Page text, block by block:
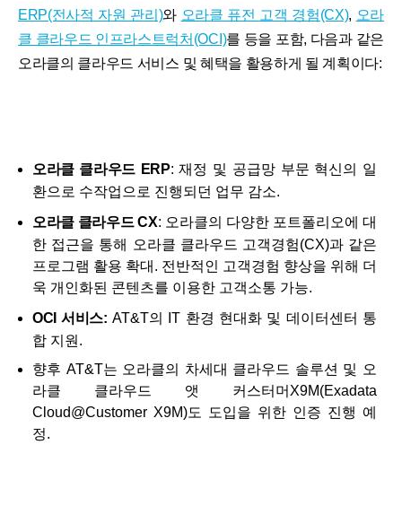
ERP(전사적 자원 관리)와 오라클 퓨전 고객 경험(CX), 오라
클 클라우드 인프라스트럭처(OCI)를 등을 포함, 다음과 같은
오라클의 클라우드 서비스 및 혜택을 활용하게 될 계획이다:
오라클 클라우드 ERP: 재정 및 공급망 부문 혁신의 일
환으로 수작업으로 진행되던 업무 감소.
오라클 클라우드 CX: 오라클의 다양한 포트폴리오에 대
한 접근을 통해 오라클 클라우드 고객경험(CX)과 같은
프로그램 활용 확대. 전반적인 고객경험 향상을 위해 더
욱 개인화된 콘텐츠를 이용한 고객소통 가능.
OCI 서비스: AT&T의 IT 환경 현대화 및 데이터센터 통
합 지원.
향후 AT&T는 오라클의 차세대 클라우드 솔루션 및 오
라클 클라우드 앳 커스터머X9M(Exadata
Cloud@Customer X9M)도 도입을 위한 인증 진행 예
정.